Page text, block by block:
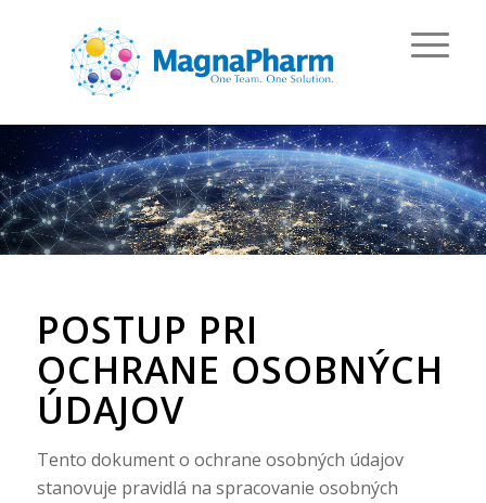
POSTUP PRI
OCHRANE OSOBNÝCH
ÚDAJOV
Tento dokument o ochrane osobných údajov
stanovuje pravidlá na spracovanie osobných